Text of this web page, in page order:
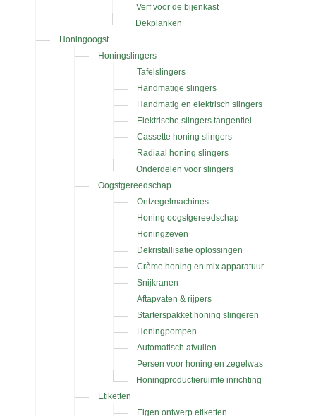
Verf voor de bijenkast
Dekplanken
Honingoogst
Honingslingers
Tafelslingers
Handmatige slingers
Handmatig en elektrisch slingers
Elektrische slingers tangentiel
Cassette honing slingers
Radiaal honing slingers
Onderdelen voor slingers
Oogstgereedschap
Ontzegelmachines
Honing oogstgereedschap
Honingzeven
Dekristallisatie oplossingen
Crème honing en mix apparatuur
Snijkranen
Aftapvaten & rijpers
Starterspakket honing slingeren
Honingpompen
Automatisch afvullen
Persen voor honing en zegelwas
Honingproductieruimte inrichting
Etiketten
Eigen ontwerp etiketten